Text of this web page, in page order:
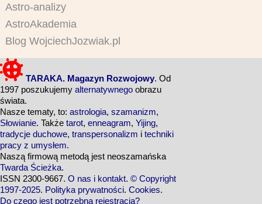
Astro-analizy
AstroAkademia
Blog WojciechJozwiak.pl
TARAKA. Magazyn Rozwojowy. Od
1997 poszukujemy alternatywnego obrazu
świata.
Nasze tematy, to: astrologia, szamanizm,
Słowianie. Także tarot, enneagram, Yijing,
tradycje duchowe, transpersonalizm i techniki
pracy z umysłem.
Naszą firmową metodą jest neoszamańska
Twarda Ścieżka.
ISSN 2300-9667. O nas i kontakt. © Copyright
1997-2025. Polityka prywatności. Cookies.
Do czego jest potrzebna rejestracja?